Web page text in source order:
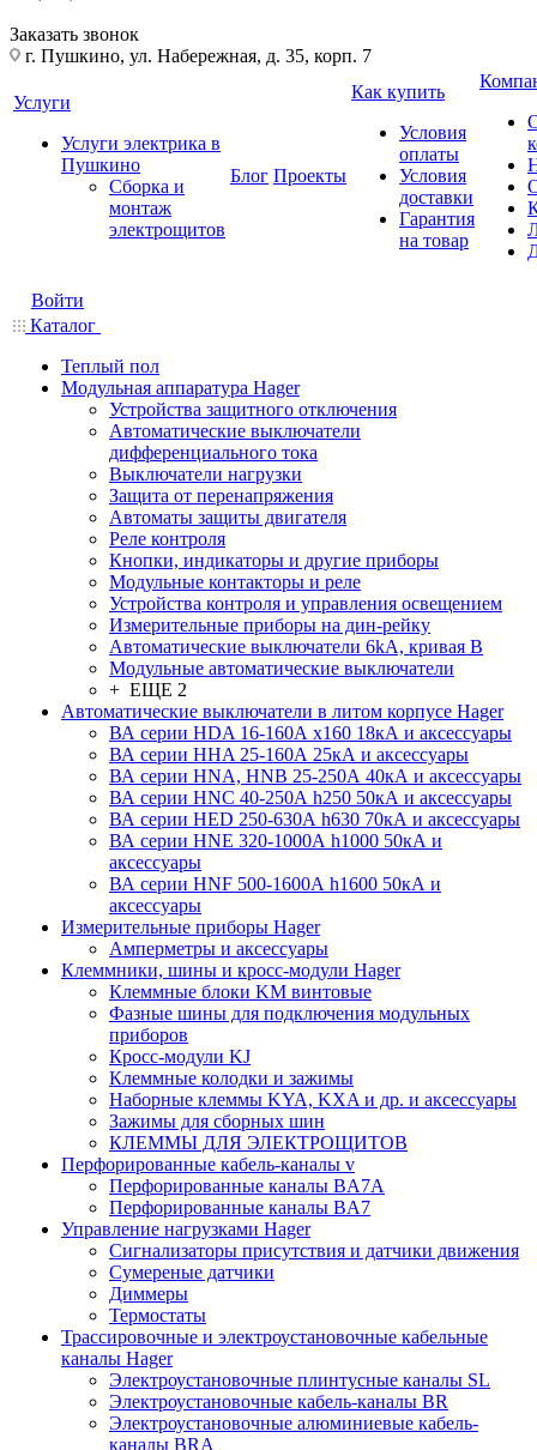
Заказать звонок
г. Пушкино, ул. Набережная, д. 35, корп. 7
Услуги
Услуги электрика в
Пушкино
Сборка и
монтаж
электрощитов
Блог Проекты
Как купить
Условия
оплаты
Условия
доставки
Гарантия
на товар
Войти
Каталог
Теплый пол
Модульная аппаратура Hager
Устройства защитного отключения
Автоматические выключатели
дифференциального тока
Выключатели нагрузки
Защита от перенапряжения
Автоматы защиты двигателя
Реле контроля
Кнопки, индикаторы и другие приборы
Модульные контакторы и реле
Устройства контроля и управления освещением
Измерительные приборы на дин-рейку
Автоматические выключатели 6kA, кривая В
Модульные автоматические выключатели
+ ЕЩЕ 2
Автоматические выключатели в литом корпусе Hager
ВА серии HDA 16-160А x160 18кА и аксессуары
ВА серии HHA 25-160А 25кА и аксессуары
ВА серии HNA, HNB 25-250А 40кА и аксессуары
ВА серии HNC 40-250А h250 50кА и аксессуары
ВА серии HED 250-630А h630 70кА и аксессуары
ВА серии HNE 320-1000А h1000 50кА и
аксессуары
ВА серии HNF 500-1600А h1600 50кА и
аксессуары
Измерительные приборы Hager
Амперметры и аксессуары
Клеммники, шины и кросс-модули Hager
Клеммные блоки KM винтовые
Фазные шины для подключения модульных
приборов
Кросс-модули KJ
Клеммные колодки и зажимы
Наборные клеммы KYA, KXA и др. и аксессуары
Зажимы для сборных шин
КЛЕММЫ ДЛЯ ЭЛЕКТРОЩИТОВ
Перфорированные кабель-каналы v
Перфорированные каналы BA7A
Перфорированные каналы BA7
Управление нагрузками Hager
Сигнализаторы присутствия и датчики движения
Сумереные датчики
Диммеры
Термостаты
Трассировочные и электроустановочные кабельные
каналы Hager
Электроустановочные плинтусные каналы SL
Электроустановочные кабель-каналы BR
Электроустановочные алюминиевые кабель-
каналы BRA